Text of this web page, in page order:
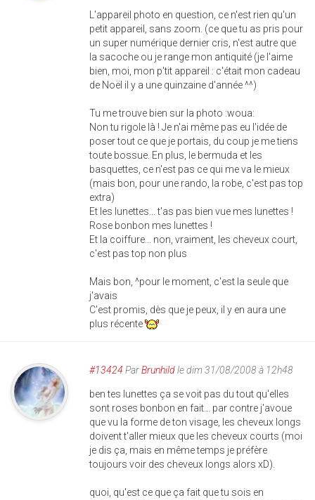
L'appareil photo en question, ce n'est rien qu'un
petit appareil, sans zoom. (ce que tu as pris pour
un super numérique dernier cris, n'est autre que
la sacoche ou je range mon antiquité (je l'aime
bien, moi, mon p'tit appareil : c'était mon cadeau
de Noël il y a une quinzaine d'année ^^)
Tu me trouve bien sur la photo :woua:
Non tu rigole là ! Je n'ai même pas eu l'idée de
poser tout ce que je portais, du coup je me tiens
toute bossue. En plus, le bermuda et les
basquettes, ce n'est pas ce qui me va le mieux
(mais bon, pour une rando, la robe, c'est pas top
extra)
Et les lunettes... t'as pas bien vue mes lunettes !
Rose bonbon mes lunettes !
Et la coiffure... non, vraiment, les cheveux court,
c'est pas top non plus
Mais bon, ^pour le moment, c'est la seule que
j'avais
C'est promis, dès que je peux, il y en aura une
plus récente
#13424 ParBrunhildle dim 31/08/2008 à 12h48
ben tes lunettes ça se voit pas du tout qu'elles
sont roses bonbon en fait... par contre j'avoue
que vu la forme de ton visage, les cheveux longs
doivent t'aller mieux que les cheveux courts (moi
je dis ça, mais en même temps je préfère
toujours voir des cheveux longs alors xD).
quoi, qu'est ce que ça fait que tu sois en